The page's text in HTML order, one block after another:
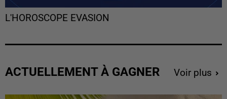
L'HOROSCOPE EVASION
ACTUELLEMENT À GAGNER Voir plus